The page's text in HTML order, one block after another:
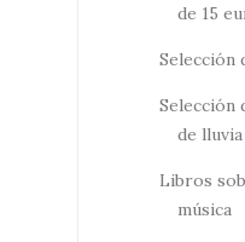
de 15
Selección
Selección
de lluvia
Libros
música